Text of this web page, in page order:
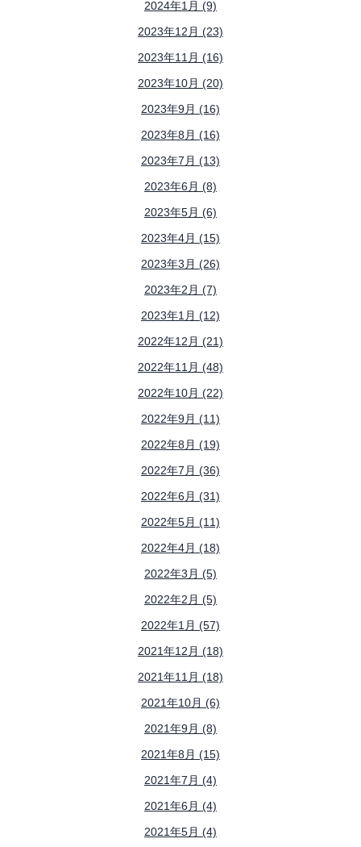
2024年1月 (9)
2023年12月 (23)
2023年11月 (16)
2023年10月 (20)
2023年9月 (16)
2023年8月 (16)
2023年7月 (13)
2023年6月 (8)
2023年5月 (6)
2023年4月 (15)
2023年3月 (26)
2023年2月 (7)
2023年1月 (12)
2022年12月 (21)
2022年11月 (48)
2022年10月 (22)
2022年9月 (11)
2022年8月 (19)
2022年7月 (36)
2022年6月 (31)
2022年5月 (11)
2022年4月 (18)
2022年3月 (5)
2022年2月 (5)
2022年1月 (57)
2021年12月 (18)
2021年11月 (18)
2021年10月 (6)
2021年9月 (8)
2021年8月 (15)
2021年7月 (4)
2021年6月 (4)
2021年5月 (4)